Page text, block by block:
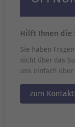
Hilft Ihnen die
Sie haben
nicht über das
uns einfach
zum